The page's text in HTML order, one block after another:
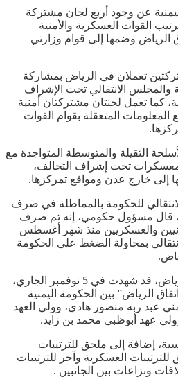
عن وجود أربع لجان مشتركة
القوات العسكرية والأمنية
الرياض وضمها إلى قوام وزارتي
تعملان في الرياض بمشاركة
الانتقالي تحت الإشراف
كما تعمل لجنتان مشتركتان أمنية
المتعقلة بقوام القوات
الثقيلة والمتوسطة المتواجدة مع
معسكرات تحت إشراف التحالف،
إلى خارج عدن ومواقع تمركزها.
للحكومة بالمماطلة في صرف
قال مسؤول حكومي، إنه تم صرف
والعسكريين منذ شهر أغسطس
بمحاولة الضغط على الحكومة
وكانت العاصمة السعودية الرياض، قد شهدت في 5 نوفمبر الجاري،
الرياض” بين الحكومة اليمنية
عبد ربه منصور هادي، وولي العهد
عهد أبوظبي محمد بن زايد.
إضافة إلى ملحق للترتيبات
للترتيبات العسكرية وآخر للترتيبات
ونزاعات بين الجانبين .